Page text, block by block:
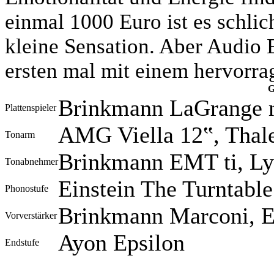
einmal 1000 Euro ist es
kleine Sensation. Aber Audio
ersten mal mit einem
Plattenspieler Brinkmann LaGrange
Tonarm AMG Viella 12‟,
TonabnehmerBrinkmann EMT ti,
Phonostufe Einstein The
VorverstärkerBrinkmann Marconi,
Endstufe Ayon Epsilon